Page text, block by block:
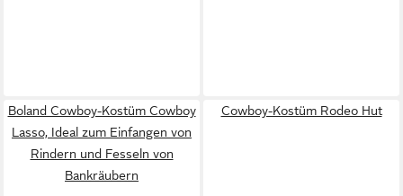
Boland Cowboy-Kostüm Cowboy
Lasso, Ideal zum Einfangen von
Rindern und Fesseln von
Bankräubern
Cowboy-Kostüm Rodeo Hut